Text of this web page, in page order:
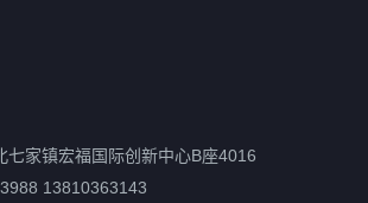
七家镇宏福国际创新中心B座4016
13810363143